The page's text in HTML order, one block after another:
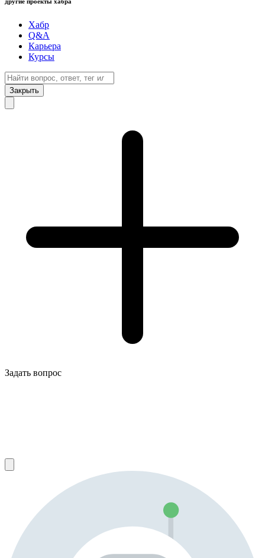
Хабр
Q&A
Карьера
Курсы
Закрыть
Задать вопрос